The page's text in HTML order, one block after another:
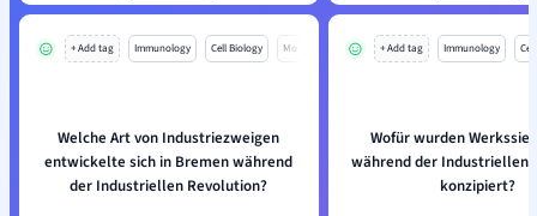
+ Add tag Immunology Cell Biology Mo
Welche Art von Industriezweigen
entwickelte sich in Bremen während
der Industriellen Revolution?
+ Add tag Immunology
Wofür wurden
während der Industriellen
konzipiert?